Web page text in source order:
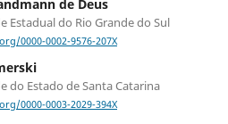
de Deus
Estadual do Rio Grande do Sul
0000-0002-9576-207X
do Estado de Santa Catarina
0000-0003-2029-394X